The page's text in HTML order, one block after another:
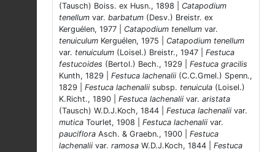
(Tausch) Boiss. ex Husn., 1898 | Catapodium
tenellum var. barbatum (Desv.) Breistr. ex
Kerguélen, 1977 | Catapodium tenellum var.
tenuiculum Kerguélen, 1975 | Catapodium tenellum
var. tenuiculum (Loisel.) Breistr., 1947 | Festuca
festucoides (Bertol.) Bech., 1929 | Festuca gracilis
Kunth, 1829 | Festuca lachenalii (C.C.Gmel.) Spenn.,
1829 | Festuca lachenalii subsp. tenuicula (Loisel.)
K.Richt., 1890 | Festuca lachenalii var. aristata
(Tausch) W.D.J.Koch, 1844 | Festuca lachenalii var.
mutica Tourlet, 1908 | Festuca lachenalii var.
pauciflora Asch. & Graebn., 1900 | Festuca
lachenalii var. ramosa W.D.J.Koch, 1844 | Festuca